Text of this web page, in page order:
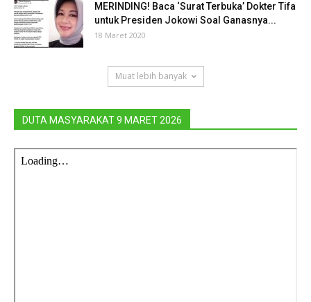
MERINDING! Baca ‘Surat Terbuka’ Dokter Tifa
untuk Presiden Jokowi Soal Ganasnya...
18 Maret 2020
Muat lebih banyak
DUTA MASYARAKAT 9 MARET 2026